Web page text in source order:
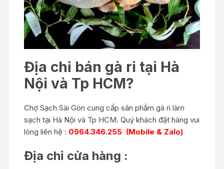
Địa chỉ bán gà ri tại Hà
Nội và Tp HCM?
Chợ Sạch Sài Gòn cung cấp sản phầm gà ri làm
sạch tại Hà Nội và Tp HCM. Quý khách đặt hàng vui
lòng liên hệ : 0964.346.255 (Mobile & Zalo)
Địa chỉ cửa hàng :